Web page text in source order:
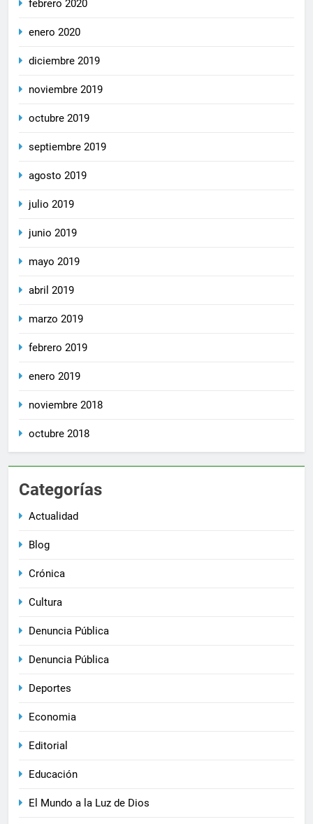
febrero 2020
enero 2020
diciembre 2019
noviembre 2019
octubre 2019
septiembre 2019
agosto 2019
julio 2019
junio 2019
mayo 2019
abril 2019
marzo 2019
febrero 2019
enero 2019
noviembre 2018
octubre 2018
Categorías
Actualidad
Blog
Crónica
Cultura
Denuncia Pública
Denuncia Pública
Deportes
Economia
Editorial
Educación
El Mundo a la Luz de Dios